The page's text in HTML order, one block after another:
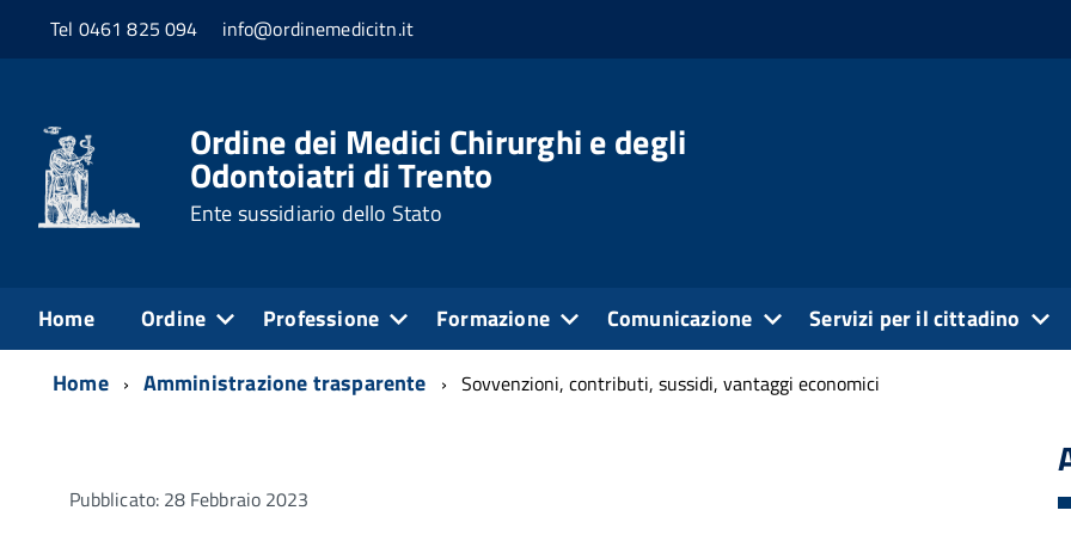
Tel 0461 825 094 info@ordinemedicitn.it
Ordine dei Medici Chirurghi e degli
Odontoiatri di Trento
Ente sussidiario dello Stato
Home Ordine Professione Formazione Comunicazione Servizi per il cittadino
Home Amministrazione trasparente Sovvenzioni, contributi, sussidi, vantaggi economici
Pubblicato: 28 Febbraio 2023